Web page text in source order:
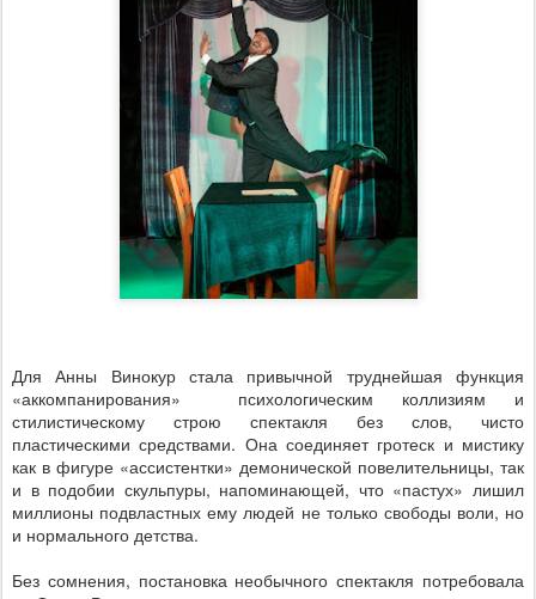
Для Анны Винокур стала привычной труднейшая функция
«аккомпанирования»
психологическим коллизиям и
стилистическому строю спектакля без слов, чисто
пластическими средствами. Она соединяет гротеск и мистику
как в фигуре «ассистентки» демонической повелительницы, так
и в подобии скульпуры, напоминающей, что «пастух» лишил
миллионы подвластных ему людей не только свободы воли, но
и нормального детства.
Без сомнения, постановка необычного спектакля потребовала